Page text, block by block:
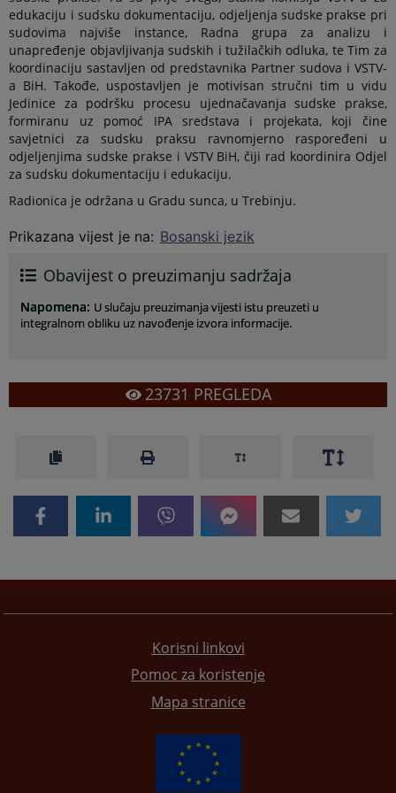
edukaciju i sudsku dokumentaciju, odjeljenja sudske prakse pri
sudovima najviše instance, Radna grupa za analizu i
unapređenje objavljivanja sudskih i tužilačkih odluka, te Tim za
koordinaciju sastavljen od predstavnika Partner sudova i VSTV-
a BiH. Takođe, uspostavljen je motivisan stručni tim u vidu
Jedinice za podršku procesu ujednačavanja sudske prakse,
formiranu uz pomoć IPA sredstava i projekata, koji čine
savjetnici za sudsku praksu ravnomjerno raspoređeni u
odjeljenjima sudske prakse i VSTV BiH, čiji rad koordinira Odjel
za sudsku dokumentaciju i edukaciju.
Radionica je održana u Gradu sunca, u Trebinju.
Prikazana vijest je na: Bosanski jezik
Obavijest o preuzimanju sadržaja
Napomena: U slučaju preuzimanja vijesti istu preuzeti u
integralnom obliku uz navođenje izvora informacije.
23731 PREGLEDA
Korisni linkovi
Pomoc za koristenje
Mapa stranice